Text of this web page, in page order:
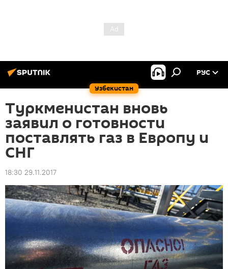
Узбекистан
РУС
Туркменистан вновь
заявил о готовности
поставлять газ в Европу и
СНГ
18:30 29.11.2017